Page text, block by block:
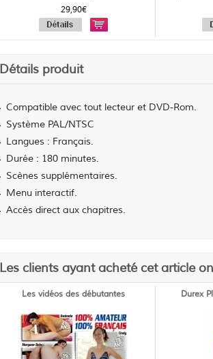
29,90€
Détails produit
Compatible avec tout lecteur et DVD-Rom.
Système PAL/NTSC
Langues : Français.
Durée : 180 minutes.
Scènes supplémentaires.
Menu interactif.
Accès direct aux chapitres.
Les clients ayant acheté cet article
Les vidéos des débutantes Durex